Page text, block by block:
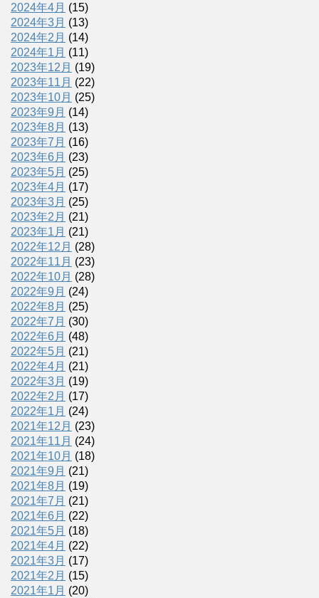
2024年4月 (15)
2024年3月 (13)
2024年2月 (14)
2024年1月 (11)
2023年12月 (19)
2023年11月 (22)
2023年10月 (25)
2023年9月 (14)
2023年8月 (13)
2023年7月 (16)
2023年6月 (23)
2023年5月 (25)
2023年4月 (17)
2023年3月 (25)
2023年2月 (21)
2023年1月 (21)
2022年12月 (28)
2022年11月 (23)
2022年10月 (28)
2022年9月 (24)
2022年8月 (25)
2022年7月 (30)
2022年6月 (48)
2022年5月 (21)
2022年4月 (21)
2022年3月 (19)
2022年2月 (17)
2022年1月 (24)
2021年12月 (23)
2021年11月 (24)
2021年10月 (18)
2021年9月 (21)
2021年8月 (19)
2021年7月 (21)
2021年6月 (22)
2021年5月 (18)
2021年4月 (22)
2021年3月 (17)
2021年2月 (15)
2021年1月 (20)